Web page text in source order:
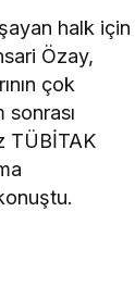
halk için
Özay,
çok
TÜBİTAK